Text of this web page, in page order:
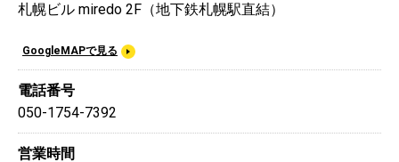
札幌ビル miredo 2F（地下鉄札幌駅直結）
GoogleMAPで見る
電話番号
050-1754-7392
営業時間